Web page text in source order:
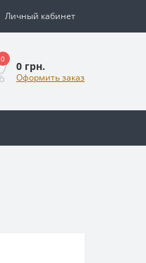
Личный кабинет
0
0 грн.
Оформить заказ